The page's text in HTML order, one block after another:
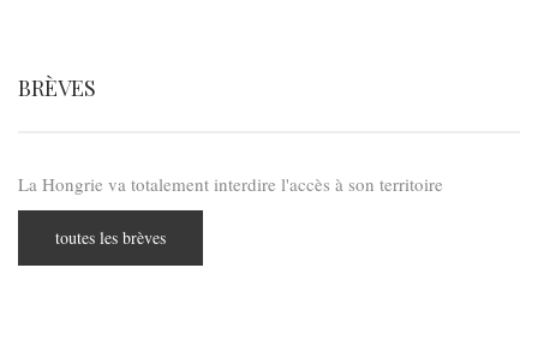
BRÈVES
La Hongrie va totalement interdire l'accès à son territoire
toutes les brèves